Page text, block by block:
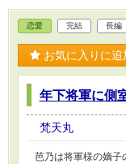
恋愛 完結 長編
お気に入りに追
年下将軍に側
梵天丸
芭乃は将軍様の嫡子